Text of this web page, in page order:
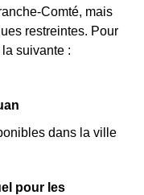
Comté, mais
restreintes. Pour
suivante :
dans la ville
pour les